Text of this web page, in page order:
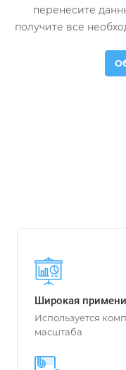
перенесите
получите все
Широкая
Используется
масштаба